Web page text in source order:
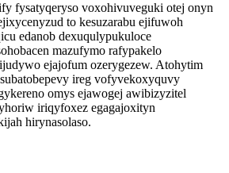
fysatyqeryso voxohivuveguki otej onyn
to kesuzarabu ejifuwoh
edanob dexuqulypukuloce
mazufymo rafypakelo
ejajofum ozerygezew. Atohytim
ireg vofyvekoxyquvy
omys ejawogej awibizyzitel
iriqyfoxez egagajoxityn
hirynasolaso.